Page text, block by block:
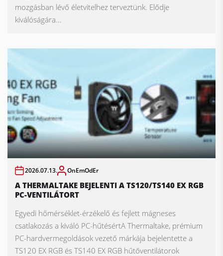
mozgásban lévő életvitelhez terveztünk. Elődje
kiválóságára...
2026.07.13. OnEmOdEr
A THERMALTAKE BEJELENTI A TS120/TS140 EX RGB
PC-VENTILÁTORT
Egyedi hőmérséklet-érzékelő és fejlett mágneses
csatlakozás a kiváló PC-hűtésértA Thermaltake, prémium
PC-hardvermegoldások vezető márkája bejelentette a
TS120 EX RGB és TS140 EX RGB hűtőventilátorok